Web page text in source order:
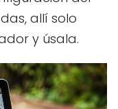
allí solo
y úsala.